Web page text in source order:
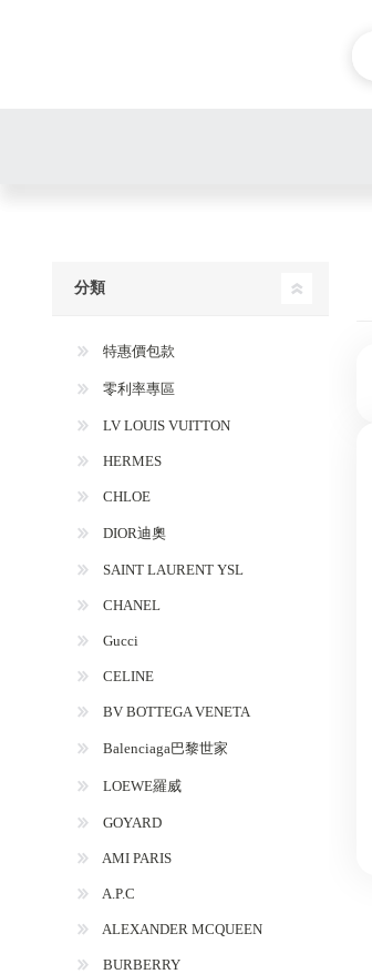
分類
特惠價包款
零利率專區
LV LOUIS VUITTON
HERMES
CHLOE
DIOR迪奧
SAINT LAURENT YSL
CHANEL
Gucci
CELINE
BV BOTTEGA VENETA
Balenciaga巴黎世家
LOEWE羅威
GOYARD
AMI PARIS
A.P.C
ALEXANDER MCQUEEN
BURBERRY